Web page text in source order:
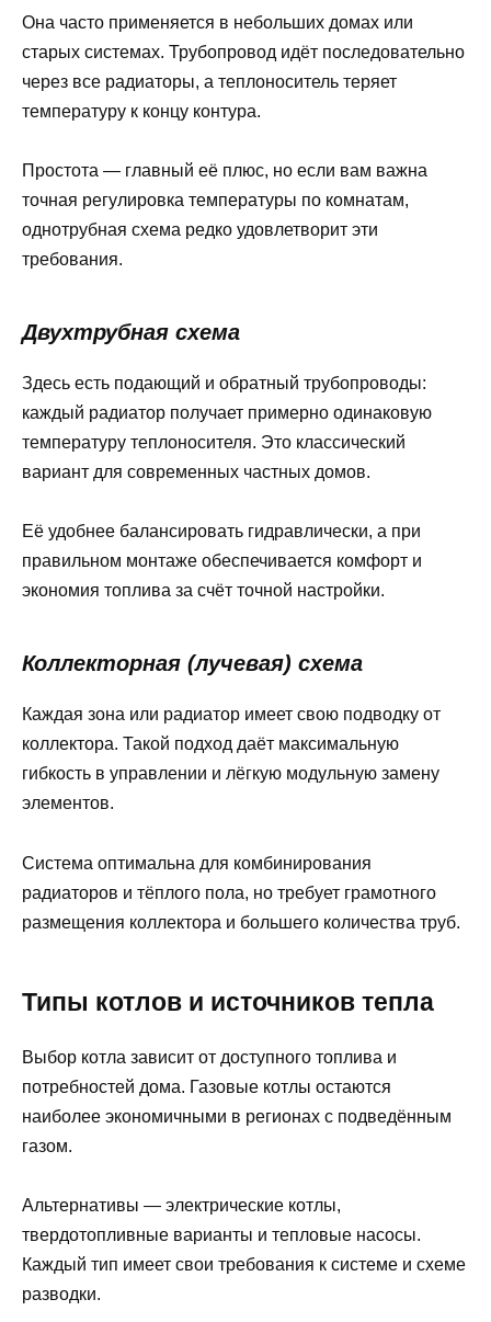
Она часто применяется в небольших домах или
старых системах. Трубопровод идёт последовательно
через все радиаторы, а теплоноситель теряет
температуру к концу контура.
Простота — главный её плюс, но если вам важна
точная регулировка температуры по комнатам,
однотрубная схема редко удовлетворит эти
требования.
Двухтрубная схема
Здесь есть подающий и обратный трубопроводы:
каждый радиатор получает примерно одинаковую
температуру теплоносителя. Это классический
вариант для современных частных домов.
Её удобнее балансировать гидравлически, а при
правильном монтаже обеспечивается комфорт и
экономия топлива за счёт точной настройки.
Коллекторная (лучевая) схема
Каждая зона или радиатор имеет свою подводку от
коллектора. Такой подход даёт максимальную
гибкость в управлении и лёгкую модульную замену
элементов.
Система оптимальна для комбинирования
радиаторов и тёплого пола, но требует грамотного
размещения коллектора и большего количества труб.
Типы котлов и источников тепла
Выбор котла зависит от доступного топлива и
потребностей дома. Газовые котлы остаются
наиболее экономичными в регионах с подведённым
газом.
Альтернативы — электрические котлы,
твердотопливные варианты и тепловые насосы.
Каждый тип имеет свои требования к системе и схеме
разводки.